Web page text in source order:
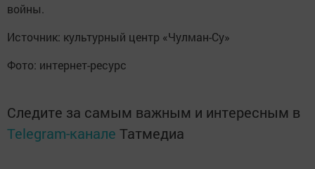
войны.
Источник: культурный центр «Чулман-Су»
Фото: интернет-ресурс
Следите за самым важным и интересным в
Telegram-канале Татмедиа